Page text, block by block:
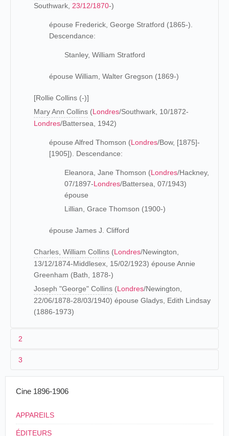
Southwark, 23/12/1870-)
épouse Frederick, George Stratford (1865-).
Descendance:
Stanley, William Stratford
épouse William, Walter Gregson (1869-)
[Rollie Collins (-)]
Mary Ann Collins (Londres/Southwark, 10/1872-
Londres/Battersea, 1942)
épouse Alfred Thomson (Londres/Bow, [1875]-
[1905]). Descendance:
Eleanora, Jane Thomson (Londres/Hackney,
07/1897-Londres/Battersea, 07/1943)
épouse
Lillian, Grace Thomson (1900-)
épouse James J. Clifford
Charles, William Collins (Londres/Newington,
13/12/1874-Middlesex, 15/02/1923) épouse Annie
Greenham (Bath, 1878-)
Joseph "George" Collins (Londres/Newington,
22/06/1878-28/03/1940) épouse Gladys, Edith Lindsay
(1886-1973)
2
Alfred Collins est
poursuit ses études (scholar). Un an après, son père
3
1903
Cine 1896-1906
APPAREILS
ÉDITEURS